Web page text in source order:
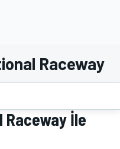
Raceway
İle